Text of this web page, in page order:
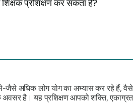
शिक्षक प्रशिक्षण कर सकता है?
जैसे अधिक लोग योग का अभ्यास कर रहे हैं, वैसे-
है। यह प्रशिक्षण आपको शक्ति,